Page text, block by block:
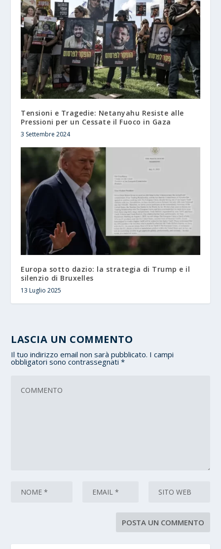
Tensioni e Tragedie: Netanyahu Resiste alle
Pressioni per un Cessate il Fuoco in Gaza
3 Settembre 2024
Europa sotto dazio: la strategia di Trump e il
silenzio di Bruxelles
13 Luglio 2025
LASCIA UN COMMENTO
Il tuo indirizzo email non sarà pubblicato. I campi
obbligatori sono contrassegnati*